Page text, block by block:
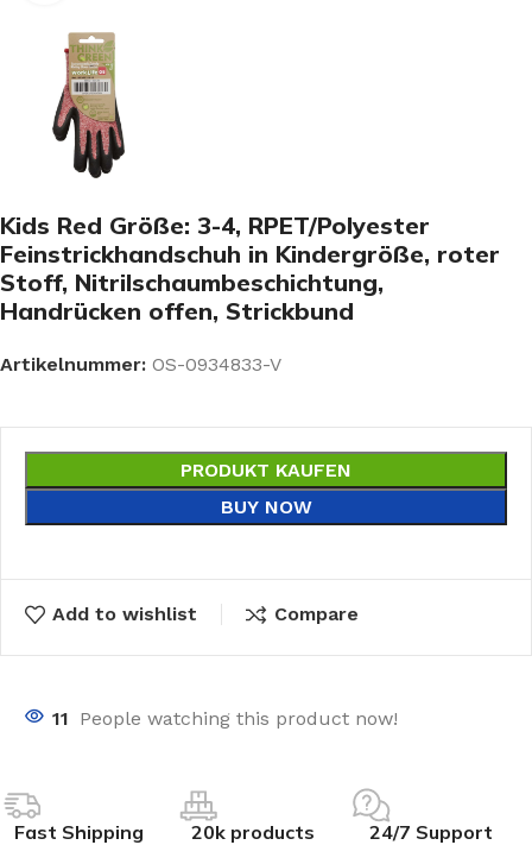
Kids Red Größe: 3-4, RPET/Polyester
Feinstrickhandschuh in Kindergröße, roter
Stoff, Nitrilschaumbeschichtung,
Handrücken offen, Strickbund
Artikelnummer: OS-0934833-V
PRODUKT KAUFEN
BUY NOW
Add to wishlist Compare
11 People watching this product now!
Fast Shipping 20k products 24/7 Support